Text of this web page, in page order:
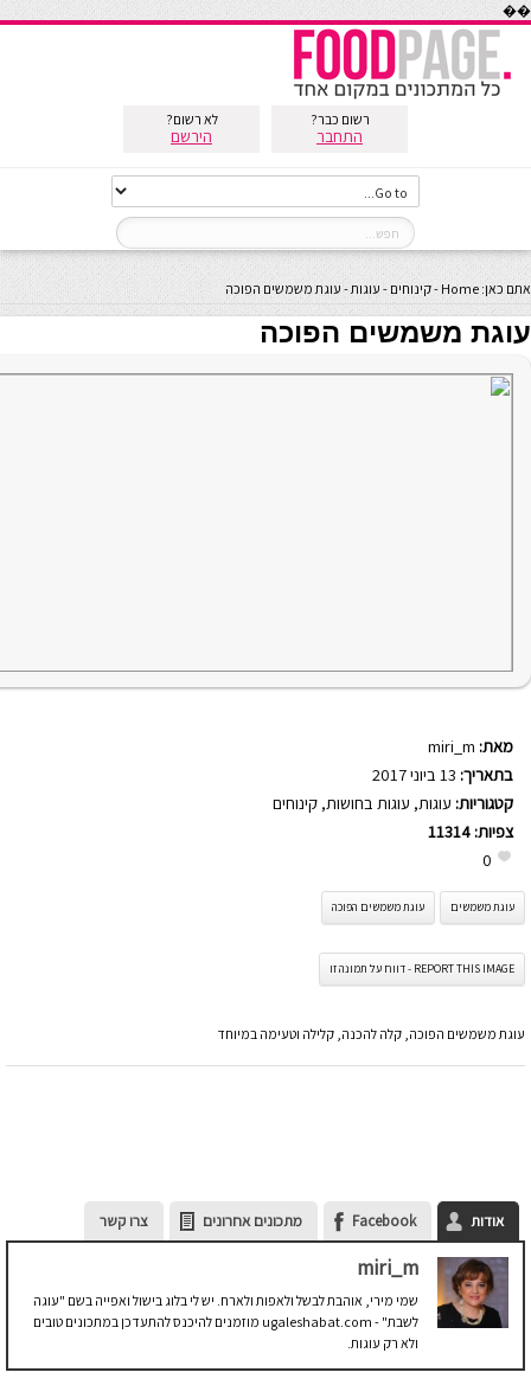
��
רשום כבר?
התחבר
לא רשום?
הירשם
אתם כאן: Home
-קינוחים - עוגות- עוגת משמשים הפוכה
עוגת משמשים הפוכה
מאת: miri_m
בתאריך:
קטגוריות: עוגות, עוגות בחושות, קינוחים
צפיות: 11314
0
עוגת משמשים עוגת משמשים הפוכה
REPORT THIS IMAGE - דווח על תמונה זו
עוגת משמשים הפוכה, קלה להכנה, קלילה וטעימה במיוחד
אודות Facebook מתכונים אחרונים צרו קשר
miri_m
שמי מירי, אוהבת לבשל ולאפות ולארח. יש לי בלוג בישול ואפייה בשם "עוגה
לשבת" - ugaleshabat.com מוזמנים להיכנס להתעדכן במתכונים טובים
ולא רק עוגות.